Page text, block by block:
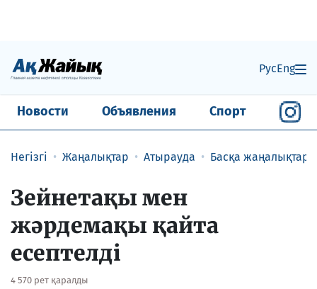
РусEng
Новости Объявления Спорт
Негізгі Жаңалықтар Атырауда Басқа жаңалықтар
Зейнетақы мен
жәрдемақы қайта
есептелді
4 570 рет қаралды